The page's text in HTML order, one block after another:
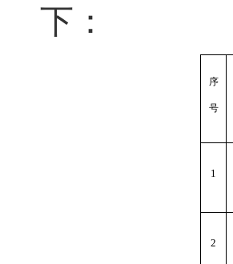
下：
序
号
1
2